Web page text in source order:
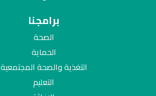
برامجنا
الصحة
الحماية
التغذية والصحة المجتمعية
التعليم